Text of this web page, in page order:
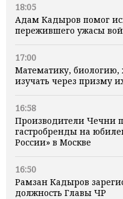
18:05
Адам Кадыров помог
пережившего ужасы
17:00
Математику,
изучать через призму
16:58
Производители Чечни
гастробренды на
России» в Москве
16:50
Рамзан Кадыров
должность Главы ЧР